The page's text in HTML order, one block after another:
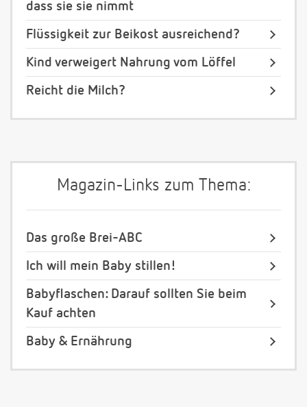
dass sie sie nimmt
Flüssigkeit zur Beikost ausreichend?
Kind verweigert Nahrung vom Löffel
Reicht die Milch?
Magazin-Links zum Thema:
Das große Brei-ABC
Ich will mein Baby stillen!
Babyflaschen: Darauf sollten Sie beim
Kauf achten
Baby & Ernährung